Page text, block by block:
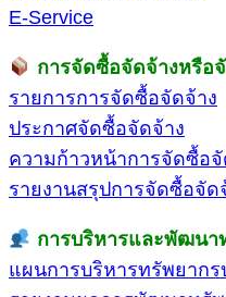
E-Service
การจัดซื้อจัดจ้างหรือ
รายการการจัดซื้อจัดจ้าง
ประกาศจัดซื้อจัดจ้าง
ความก้าวหน้าการจัดซื้อจั
รายงานสรุปการจัดซื้อจัด
การบริหารและพัฒนา
แผนการบริหารทรัพยาก